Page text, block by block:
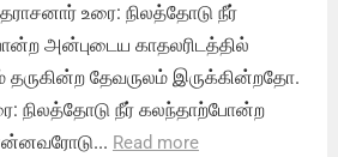
உரை: நிலத்தோடு நீர்
அன்புடைய காதலரிடத்தில்
தேவருலம் இருக்கின்றதோ.
நிலத்தோடு நீர் கலந்தாற்போன்ற
Read more